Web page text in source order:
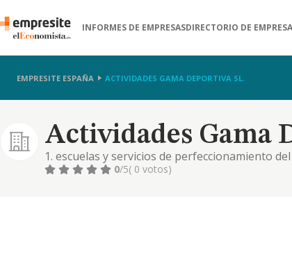
INFORMES DE EMPRESASDIRECTORIO DE
EMPRESITE ESPAÑA ACTIVIDADES GAMA DEPORTIVA SL.
Actividades Gama
1. escuelas y servicios de perfeccionamiento
publicas. 3. venta de ropa y material
0/5( 0 votos)